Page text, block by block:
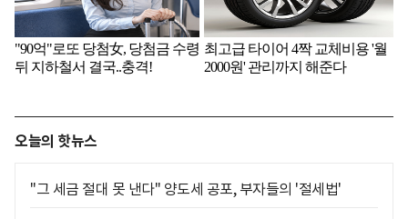
오늘의 핫뉴스
"그 세금 절대 못 낸다" 양도세 공포, 부자들의 '절세법'